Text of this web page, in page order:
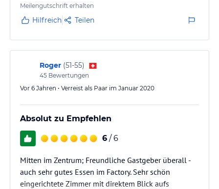
Alpenchic-Style bis hin zu den hervorragenden
Restaurants hat alles gepasst. Wir kommen sicher
Ach ja… etwas jammern auf hohem Niveau muss
doch bei meinen Bewertungen ab und an trotzdem
Das Frühstück war…
Meilengutschrift erhalten
Hilfreich Teilen
Roger (51-55)
45 Bewertungen
Vor 6 Jahren • Verreist als Paar im Januar 2020
Absolut zu Empfehlen
6 / 6
Mitten im Zentrum; Freundliche Gastgeber überall -
auch sehr gutes Essen im Factory. Sehr schön
eingerichtete Zimmer mit direktem Blick aufs